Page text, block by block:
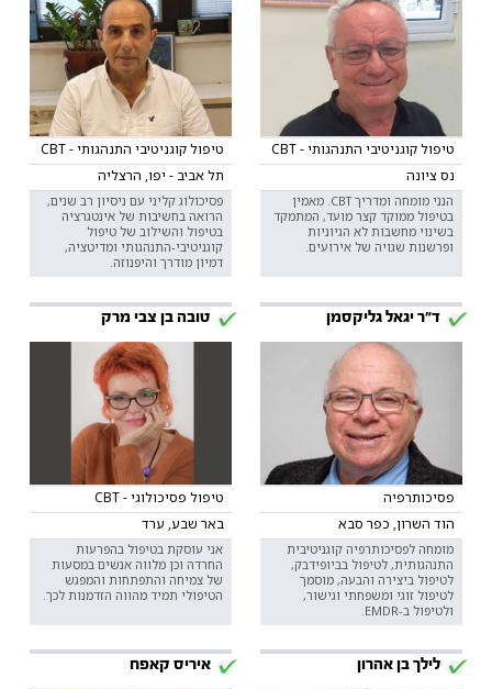
טיפול קוגניטיבי התנהגותי - CBT
נס ציונה
הנני מומחה ומדריך CBT. מאמין
בטיפול ממוקד קצר מועד, המתמקד
בשינוי מחשבות לא הגיוניות
ופרשנות שגויה של אירועים.
טיפול קוגניטיבי התנהגותי - CBT
תל אביב - יפו, הרצליה
פסיכולוג קליני עם ניסיון רב שנים,
הרואה בחשיבות של אינטגרציה
בטיפול והשילוב של טיפול
קוגניטיבי-התנהגותי ומדיטציה,
דמיון מודרך והיפנוזה.
ד"ר יגאל גליקסמן
פסיכותרפיה
הוד השרון, כפר סבא
מומחה לפסיכותרפיה קוגניטיבית
התנהגותית, לטיפול בביופידבק,
לטיפול ביצירה והבעה, מוסמך
לטיפול זוגי ומשפחתי וגישור,
ולטיפול ב-EMDR.
טובה בן צבי מרק
טיפול פסיכולוגי - CBT
באר שבע, ערד
אני עוסקת בטיפול בהפרעות
החרדה וכן מלווה אנשים במסעות
של צמיחה והתפתחות והמפגש
הטיפולי תמיד מהווה הזדמנות לכך.
לילך בן אהרון איריס קאפח